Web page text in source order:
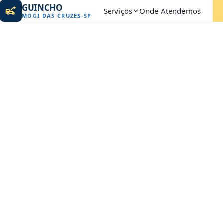
GUINCHO
MOGI DAS CRUZES-SP Serviços Onde Atendemos